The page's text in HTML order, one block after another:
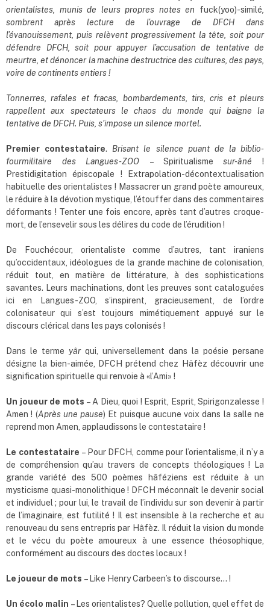
orientalistes, munis de leurs propres notes en fuck(yoo)-similé
sombrent après lecture de l’ouvrage de DFCH dans
l’évanouissement, puis relèvent progressivement la tête, soit pour
défendre DFCH, soit pour appuyer l’accusation de tentative de
meurtre, et dénoncer la machine destructrice des cultures, des pays,
voire de continents entiers !
Tonnerres, rafales et fracas, bombardements, tirs, cris et pleurs
rappellent aux spectateurs le chaos du monde qui baigne la
tentative de DFCH. Puis, s’impose un silence mortel.
Premier contestataire. Brisant le silence puant de la biblio-
fourmilitaire des Langues-ZOO – Spiritualismesur-âné !
Prestidigitation épiscopale ! Extrapolation-décontextualisation
habituelle des orientalistes ! Massacrer un grand poète amoureux,
le réduire à la dévotion mystique, l’étouffer dans des commentaires
déformants ! Tenter une fois encore, après tant d’autres croque-
mort, de l’ensevelir sous les délires du code de l’érudition !
De Fouchécour, orientaliste comme d’autres, tant iraniens
qu’occidentaux, idéologues de la grande machine de colonisation,
réduit tout, en matière de littérature, à des sophistications
savantes. Leurs machinations, dont les preuves sont cataloguées
ici en Langues-ZOO, s’inspirent, gracieusement, de l’ordre
colonisateur qui s’est toujours mimétiquement appuyé sur le
discours clérical dans les pays colonisés !
Dans le terme yâr qui, universellement dans la poésie persane
désigne la bien-aimée, DFCH prétend chez Hâfèz découvrir une
signification spirituelle qui renvoie à «l’Ami» !
Un joueur de mots – A Dieu, quoi ! Esprit, Esprit, Spirigonzalesse !
Amen ! (Après une pause) Et puisque aucune voix dans la salle ne
reprend mon Amen, applaudissons le contestataire !
Le contestataire – Pour DFCH, comme pour l’orientalisme, il n’y a
de compréhension qu’au travers de concepts théologiques ! La
grande variété des 500 poèmes hâféziens est réduite à un
mysticisme quasi-monolithique ! DFCH méconnaît le devenir social
et individuel ; pour lui, le travail de l’individu sur son devenir à partir
de l’imaginaire, est futilité ! Il est insensible à la recherche et au
renouveau du sens entrepris par Hâfèz. Il réduit la vision du monde
et le vécu du poète amoureux à une essence théosophique,
conformément au discours des doctes locaux !
Le joueur de mots – Like Henry Carbeen’s to discourse… !
Un écolo malin – Les orientalistes? Quelle pollution, quel effet de